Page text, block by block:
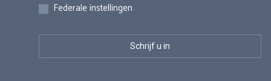
Federale instellingen